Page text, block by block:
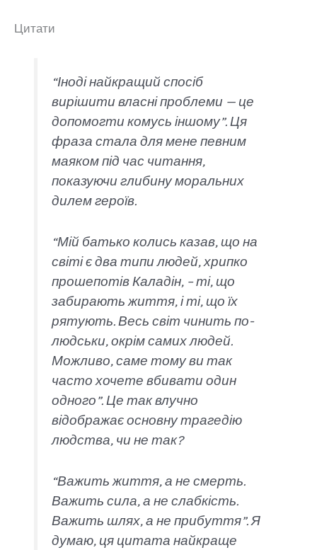
Цитати
“Іноді найкращий спосіб
вирішити власні проблеми — це
допомогти комусь іншому”. Ця
фраза стала для мене певним
маяком під час читання,
показуючи глибину моральних
дилем героїв.
“Мій батько колись казав, що на
світі є два типи людей, хрипко
прошепотів Каладін, – ті, що
забирають життя, і ті, що їх
рятують. Весь світ чинить по-
людськи, окрім самих людей.
Можливо, саме тому ви так
часто хочете вбивати один
одного”. Це так влучно
відображає основну трагедію
людства, чи не так?
“Важить життя, а не смерть.
Важить сила, а не слабкість.
Важить шлях, а не прибуття”. Я
думаю, ця цитата найкраще